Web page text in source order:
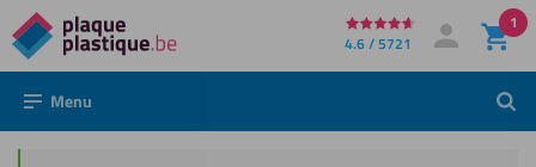
Directement
au
contenu
4.6 / 5721 Mon compte
Se connecter
1
Menu